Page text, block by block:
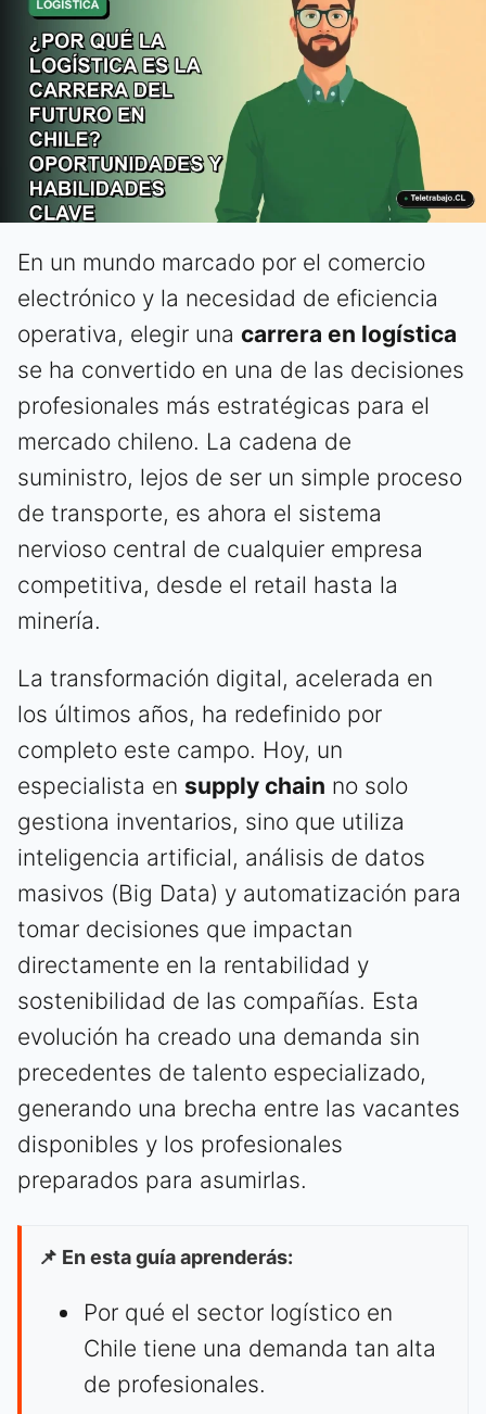
En un mundo marcado por el comercio
electrónico y la necesidad de eficiencia
operativa, elegir una carrera en logística
se ha convertido en una de las decisiones
profesionales más estratégicas para el
mercado chileno. La cadena de
suministro, lejos de ser un simple proceso
de transporte, es ahora el sistema
nervioso central de cualquier empresa
competitiva, desde el retail hasta la
minería.
La transformación digital, acelerada en
los últimos años, ha redefinido por
completo este campo. Hoy, un
especialista en supply chain no solo
gestiona inventarios, sino que utiliza
inteligencia artificial, análisis de datos
masivos (Big Data) y automatización para
tomar decisiones que impactan
directamente en la rentabilidad y
sostenibilidad de las compañías. Esta
evolución ha creado una demanda sin
precedentes de talento especializado,
generando una brecha entre las vacantes
disponibles y los profesionales
preparados para asumirlas.
📌 En esta guía aprenderás:
Por qué el sector logístico en
Chile tiene una demanda tan alta
de profesionales.